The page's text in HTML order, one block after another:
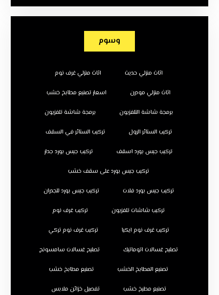
وسوم
اثاث منزلي حديث اثاث منزلي غرف نوم
اثاث منزلي مودرن اسعار تصنيع مطابخ خشب
برمجة شاشة التلفزيون برمجة شاشة تلفزيون
تركيب الستائر الرول تركيب الستائر في السقف
تركيب جبس بورد اسقف تركيب جبس بورد جدار
تركيب جبس بورد على سقف خشب
تركيب جبس بورد فلات تركيب جبس بورد للجدران
تركيب شاشات تلفزيون تركيب غرف نوم
تركيب غرف نوم ايكيا تركيب غرف نوم تركي
تصليح غسالات اتوماتيك تصليح غسالات سامسونج
تصنيع المطابخ الخشب تصنيع مطابخ خشب
تصنيع مطبخ خشب تفصيل خزائن ملابس